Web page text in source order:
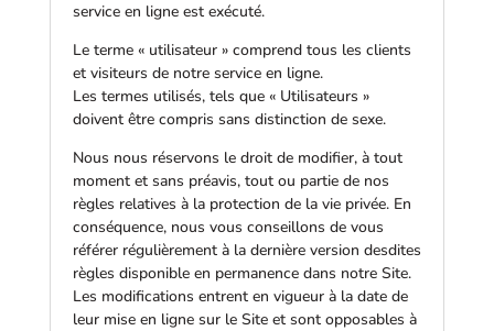
service en ligne est exécuté.
Le terme « utilisateur » comprend tous les clients
et visiteurs de notre service en ligne.
Les termes utilisés, tels que « Utilisateurs »
doivent être compris sans distinction de sexe.
Nous nous réservons le droit de modifier, à tout
moment et sans préavis, tout ou partie de nos
règles relatives à la protection de la vie privée. En
conséquence, nous vous conseillons de vous
référer régulièrement à la dernière version desdites
règles disponible en permanence dans notre Site.
Les modifications entrent en vigueur à la date de
leur mise en ligne sur le Site et sont opposables à